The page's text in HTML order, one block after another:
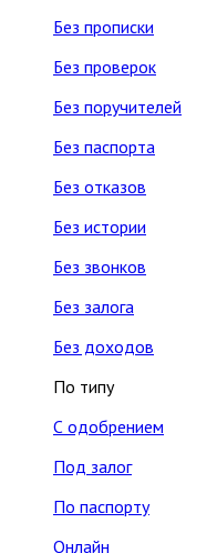
Без прописки
Без проверок
Без поручителей
Без паспорта
Без отказов
Без истории
Без звонков
Без залога
Без доходов
По типу
С одобрением
Под залог
По паспорту
Онлайн